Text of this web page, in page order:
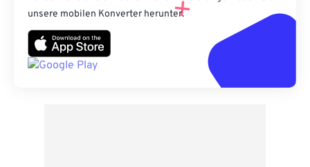
unsere mobilen Konverter herunter.